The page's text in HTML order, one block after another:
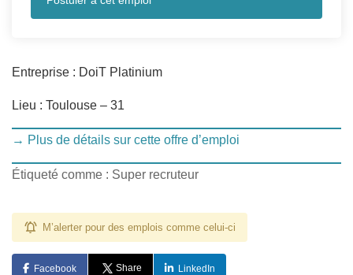
Entreprise : DoiT Platinium
Lieu : Toulouse – 31
→ Plus de détails sur cette offre d’emploi
Étiqueté comme : Super recruteur
M’alerter pour des emplois comme celui-ci
Facebook Share LinkedIn